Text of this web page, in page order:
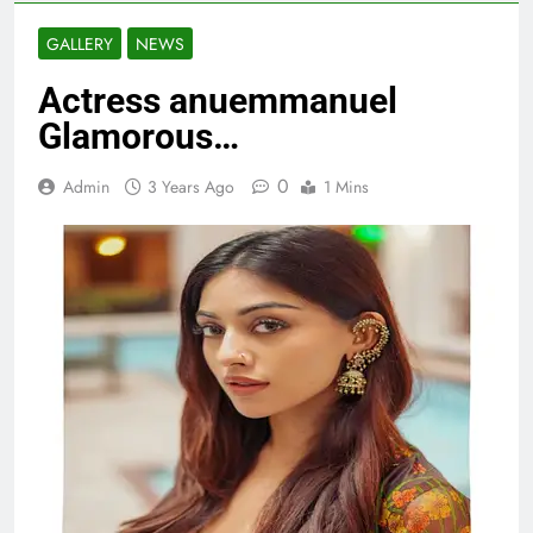
GALLERY NEWS
Actress anuemmanuel
Glamorous…
Admin 3 Years Ago 0 1 Mins